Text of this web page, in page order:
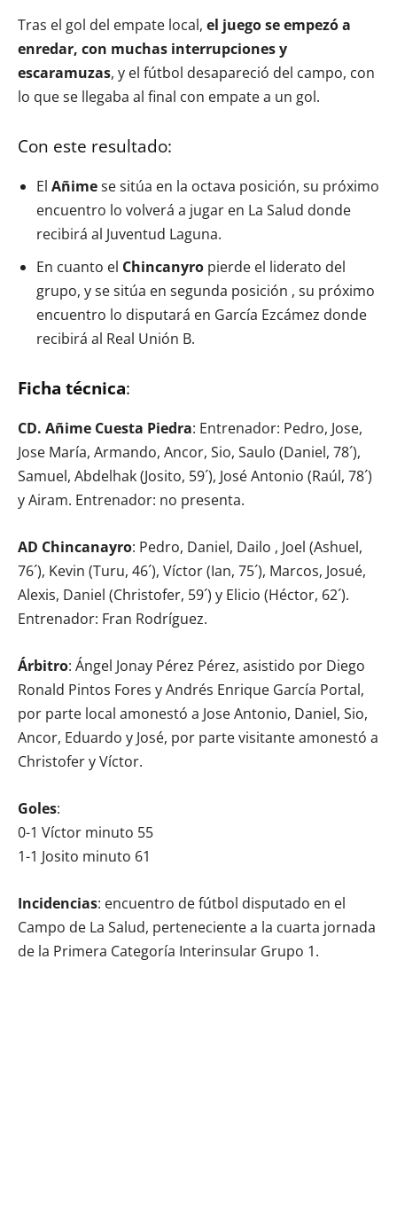
Tras el gol del empate local, el juego se empezó a
enredar, con muchas interrupciones y
escaramuzas, y el fútbol desapareció del campo, con
lo que se llegaba al final con empate a un gol.
Con este resultado:
El Añimese sitúa en la octava posición, su próximo
encuentro lo volverá a jugar en La Salud donde
recibirá al Juventud Laguna.
En cuanto el Chincanyro pierde el liderato del
grupo, y se sitúa en segunda posición , su próximo
encuentro lo disputará en García Ezcámez donde
recibirá al Real Unión B.
Ficha técnica:
CD. Añime Cuesta Piedra: Entrenador: Pedro, Jose,
Jose María, Armando, Ancor, Sio, Saulo (Daniel, 78´),
Samuel, Abdelhak (Josito, 59´), José Antonio (Raúl, 78´)
y Airam. Entrenador: no presenta.
AD Chincanayro: Pedro, Daniel, Dailo , Joel (Ashuel,
76´), Kevin (Turu, 46´), Víctor (Ian, 75´), Marcos, Josué,
Alexis, Daniel (Christofer, 59´) y Elicio (Héctor, 62´).
Entrenador: Fran Rodríguez.
Árbitro: Ángel Jonay Pérez Pérez, asistido por Diego
Ronald Pintos Fores y Andrés Enrique García Portal,
por parte local amonestó a Jose Antonio, Daniel, Sio,
Ancor, Eduardo y José, por parte visitante amonestó a
Christofer y Víctor.
Goles:
0-1 Víctor minuto 55
1-1 Josito minuto 61
Incidencias: encuentro de fútbol disputado en el
Campo de La Salud, perteneciente a la cuarta jornada
de la Primera Categoría Interinsular Grupo 1.